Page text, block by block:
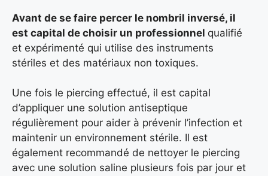
Avant de se faire percer le nombril inversé, il
est capital de choisir un professionnel qualifié
et expérimenté qui utilise des instruments
stériles et des matériaux non toxiques.
Une fois le piercing effectué, il est capital
d’appliquer une solution antiseptique
régulièrement pour aider à prévenir l’infection et
maintenir un environnement stérile. Il est
également recommandé de nettoyer le piercing
avec une solution saline plusieurs fois par jour et